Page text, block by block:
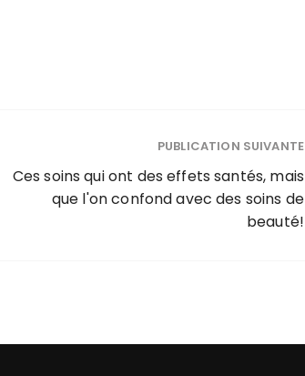
PUBLICATION SUIVANTE
Ces soins qui ont des effets santés, mais
que l'on confond avec des soins de
beauté!